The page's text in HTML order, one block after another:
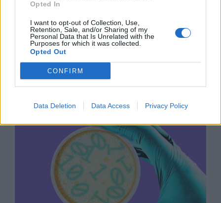
Opted In
I want to opt-out of Collection, Use,
Retention, Sale, and/or Sharing of my
Personal Data that Is Unrelated with the
Purposes for which it was collected.
Opted Out
CONFIRM
Data Deletion Data Access Privacy Policy
Древен храм на почти 900 години
откриха под кафене за сладолед в
Полша
07.08.2026 / 16:00